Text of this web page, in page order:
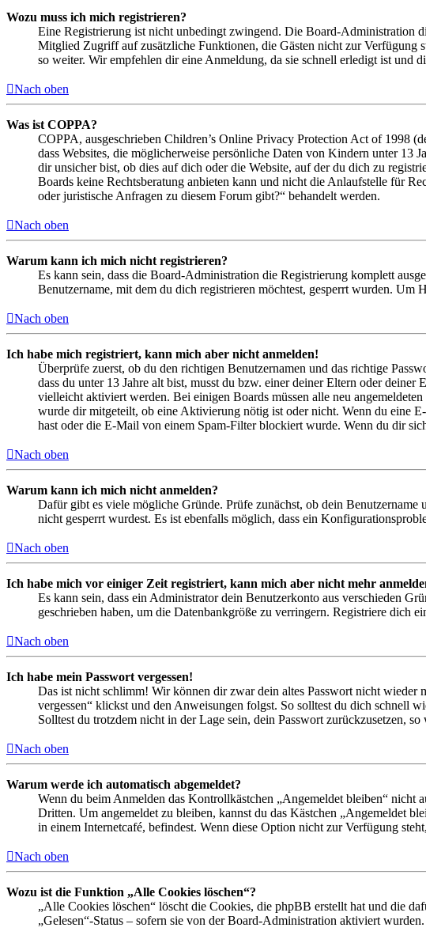
Wozu muss ich mich registrieren?
Eine Registrierung ist nicht unbedingt zwingend. Die Board-Administration
Mitglied Zugriff auf zusätzliche Funktionen, die Gästen nicht zur Verfügung
so weiter. Wir empfehlen dir eine Anmeldung, da sie schnell erledigt ist und
Nach oben
Was ist COPPA?
COPPA, ausgeschrieben Children’s Online Privacy Protection Act of 1998
dass Websites, die möglicherweise persönliche Daten von Kindern unter 13
dir unsicher bist, ob dies auf dich oder die Website, auf der du dich zu
Boards keine Rechtsberatung anbieten kann und nicht die Anlaufstelle für
oder juristische Anfragen zu diesem Forum gibt?“ behandelt werden.
Nach oben
Warum kann ich mich nicht registrieren?
Es kann sein, dass die Board-Administration die Registrierung komplett
Benutzername, mit dem du dich registrieren möchtest, gesperrt wurden.
Nach oben
Ich habe mich registriert, kann mich aber nicht anmelden!
Überprüfe zuerst, ob du den richtigen Benutzernamen und das richtige
dass du unter 13 Jahre alt bist, musst du bzw. einer deiner Eltern oder
vielleicht aktiviert werden. Bei einigen Boards müssen alle neu
wurde dir mitgeteilt, ob eine Aktivierung nötig ist oder nicht. Wenn du eine
hast oder die E-Mail von einem Spam-Filter blockiert wurde. Wenn du dir
Nach oben
Warum kann ich mich nicht anmelden?
Dafür gibt es viele mögliche Gründe. Prüfe zunächst, ob dein
nicht gesperrt wurdest. Es ist ebenfalls möglich, dass ein
Nach oben
Ich habe mich vor einiger Zeit registriert, kann mich aber nicht mehr
Es kann sein, dass ein Administrator dein Benutzerkonto aus verschieden
geschrieben haben, um die Datenbankgröße zu verringern. Registriere dich
Nach oben
Ich habe mein Passwort vergessen!
Das ist nicht schlimm! Wir können dir zwar dein altes Passwort nicht wieder
vergessen“ klickst und den Anweisungen folgst. So solltest du dich schnell
Solltest du trotzdem nicht in der Lage sein, dein Passwort zurückzusetzen,
Nach oben
Warum werde ich automatisch abgemeldet?
Wenn du beim Anmelden das Kontrollkästchen „Angemeldet bleiben“ nicht
Dritten. Um angemeldet zu bleiben, kannst du das Kästchen „Angemeldet
in einem Internetcafé, befindest. Wenn diese Option nicht zur Verfügung
Nach oben
Wozu ist die Funktion „Alle Cookies löschen“?
„Alle Cookies löschen“ löscht die Cookies, die phpBB erstellt hat und die
„Gelesen“-Status – sofern sie von der Board-Administration aktiviert